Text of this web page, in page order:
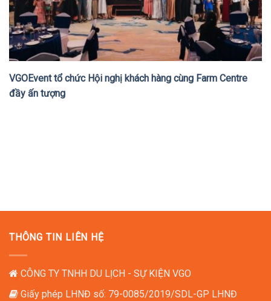
VGOEvent tổ chức Hội nghị khách hàng cùng Farm Centre
đầy ấn tượng
THÔNG TIN LIÊN HỆ
CÔNG TY TNHH DU LỊCH - SỰ KIỆN VGO
Giấy phép LHNĐ số: 79-0085/2019/SDL-GP LHNĐ